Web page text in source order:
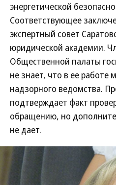
энергетической
Соответствующее
экспертный совет
юридической академии.
Общественной палаты
не знает, что в ее работе
надзорного ведомства.
подтверждает факт
обращению, но
не дает.